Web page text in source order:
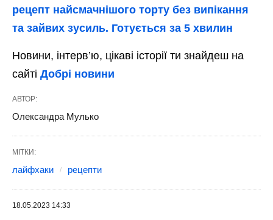
рецепт найсмачнішого торту без випікання
та зайвих зусиль. Готується за 5 хвилин
Новини, інтерв’ю, цікаві історії ти знайдеш на
сайті Добрі новини
АВТОР:
Олександра Мулько
МІТКИ:
лайфхаки рецепти
18.05.2023 14:33